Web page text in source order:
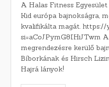
A Halas Fitness
Kid európa bajnokságra,
kvalifikálta magát. https://
si=aCoJPymG8IHiJTwm
megrendezésre kerülő
Bíborkának és Hirsch
Hajrá lányok!